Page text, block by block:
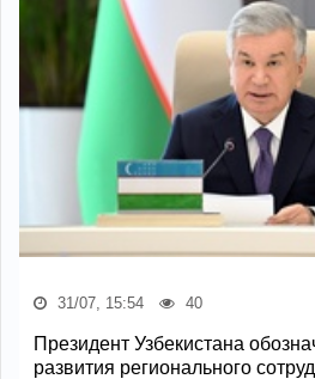
31/07, 15:54 40
Президент Узбекистана
развития регионального